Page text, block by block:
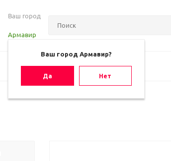
Ваш город
Армавир
Ваш город Армавир?
Да Нет
Оценить игру